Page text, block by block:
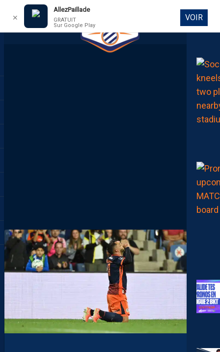
DIRECT
✕
AllezPaillade
GRATUIT
Sur Google Play
VOIR